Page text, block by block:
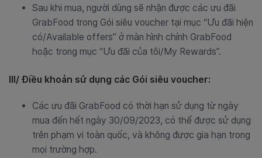
Sau khi mua, người dùng sẽ nhận được các ưu đãi
GrabFood trong Gói siêu voucher tại mục “Ưu đãi hiện
có/Available offers” ở màn hình chính GrabFood
hoặc trong mục “Ưu đãi của tôi/My Rewards”.
III/ Điều khoản sử dụng các Gói siêu voucher:
Các ưu đãi GrabFood có thời hạn sử dụng từ ngày
mua đến hết ngày 30/09/2023, có thể được sử dụng
trên phạm vi toàn quốc, và không được gia hạn trong
mọi trường hợp.